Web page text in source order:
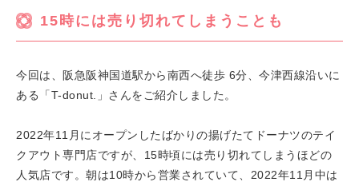
15時には売り切れてしまうことも
今回は、阪急阪神国道駅から南西へ徒歩 6分、今津西線沿いに
ある「T-donut.」さんをご紹介しました。
2022年11月にオープンしたばかりの揚げたてドーナツのテイ
クアウト専門店ですが、15時頃には売り切れてしまうほどの
人気店です。朝は10時から営業されていて、2022年11月中は